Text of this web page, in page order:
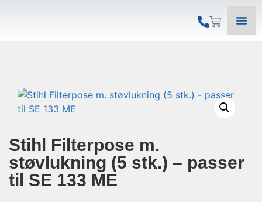
Stihl Filterpose m.
støvlukning (5 stk.) – passer
til SE 133 ME